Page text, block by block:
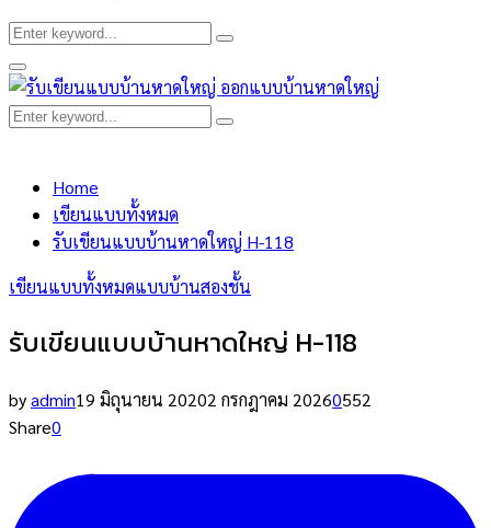
Search
for:
Search
Primary
Menu
Search
Search
Home
เขียนแบบทั้งหมด
รับเขียนแบบบ้านหาดใหญ่ H-118
เขียนแบบทั้งหมดแบบบ้านสองชั้น
รับเขียนแบบบ้านหาดใหญ่ H-118
byadmin19 มิถุนายน 20202 กรกฎาคม 20260552
Share0